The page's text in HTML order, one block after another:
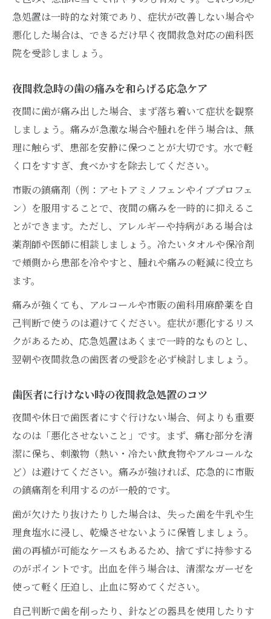
急処置は一時的な対策であり、症状が改善しない場合や
悪化した場合は、できるだけ早く夜間救急対応の歯科医
院を受診しましょう。
夜間救急時の歯の痛みを和らげる応急ケア
夜間に歯が痛み出した場合、まず落ち着いて症状を観察
しましょう。痛みが急激な場合や腫れを伴う場合は、無
理に触らず、患部を安静に保つことが大切です。水で軽
く口をすすぎ、食べかすを除去してください。
市販の鎮痛剤（例：アセトアミノフェンやイブプロフェ
ン）を服用することで、夜間の痛みを一時的に抑えるこ
とができます。ただし、アレルギーや持病がある場合は
薬剤師や医師に相談しましょう。冷たいタオルや保冷剤
で頬側から患部を冷やすと、腫れや痛みの軽減に役立ち
ます。
痛みが強くても、アルコールや市販の歯科用麻酔薬を自
己判断で使うのは避けてください。症状が悪化するリス
クがあるため、応急処置はあくまで一時的なものとし、
翌朝や夜間救急の歯医者の受診を必ず検討しましょう。
歯医者に行けない時の夜間救急処置のコツ
夜間や休日で歯医者にすぐ行けない場合、何よりも重要
なのは「悪化させないこと」です。まず、痛む部分を清
潔に保ち、刺激物（熱い・冷たい飲食物やアルコールな
ど）は避けてください。痛みが強ければ、応急的に市販
の鎮痛剤を利用するのが一般的です。
歯が欠けたり抜けたりした場合は、失った歯を牛乳や生
理食塩水に浸し、乾燥させないように保管しましょう。
歯の再植が可能なケースもあるため、捨てずに持参する
のがポイントです。出血を伴う場合は、清潔なガーゼを
使って軽く圧迫し、止血に努めてください。
自己判断で歯を削ったり、針などの器具を使用したりす